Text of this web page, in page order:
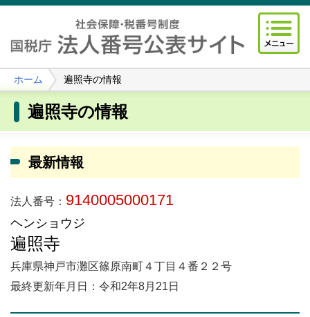
ホーム 遍照寺の情報
遍照寺の情報
最新情報
法人番号： 9140005000171
ヘンショウジ
遍照寺
兵庫県神戸市灘区篠原南町４丁目４番２２号
最終更新年月日：令和2年8月21日